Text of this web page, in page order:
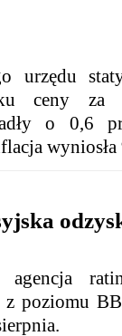
urzędu
ceny za
o 0,6
agencja
z poziomu